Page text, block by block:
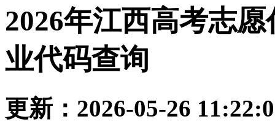
2026年江西高考志
业代码查询
更新：2026-05-26